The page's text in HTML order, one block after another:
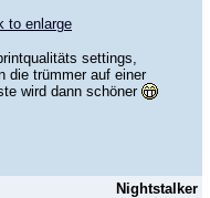
settings,
die trümmer auf einer
wird dann schöner
Nightstalker